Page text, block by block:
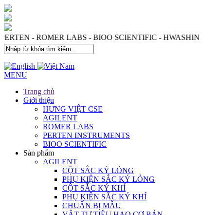
- ROMER LABS - BIOO SCIENTIFIC - HWASHIN
MENU
Trang chủ
Giới thiệu
HƯNG VIỆT CSE
AGILENT
ROMER LABS
PERTEN INSTRUMENTS
BIOO SCIENTIFIC
Sản phẩm
AGILENT
CỘT SẮC KÝ LỎNG
PHỤ KIỆN SẮC KÝ LỎNG
CỘT SẮC KÝ KHÍ
PHỤ KIỆN SẮC KÝ KHÍ
CHUẨN BỊ MẪU